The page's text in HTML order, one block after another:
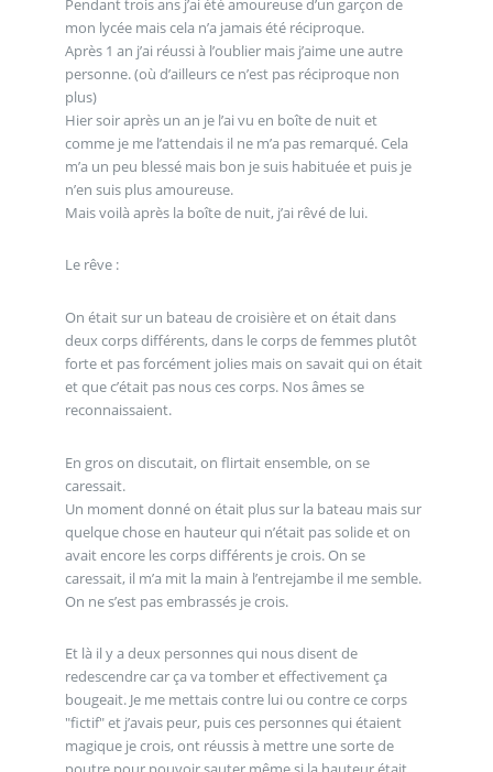
Pendant trois ans j’ai été amoureuse d’un garçon de
mon lycée mais cela n’a jamais été réciproque.
Après 1 an j’ai réussi à l’oublier mais j’aime une autre
personne. (où d’ailleurs ce n’est pas réciproque non
plus)
Hier soir après un an je l’ai vu en boîte de nuit et
comme je me l’attendais il ne m’a pas remarqué. Cela
m’a un peu blessé mais bon je suis habituée et puis je
n’en suis plus amoureuse.
Mais voilà après la boîte de nuit, j’ai rêvé de lui.
Le rêve :
On était sur un bateau de croisière et on était dans
deux corps différents, dans le corps de femmes plutôt
forte et pas forcément jolies mais on savait qui on était
et que c’était pas nous ces corps. Nos âmes se
reconnaissaient.
En gros on discutait, on flirtait ensemble, on se
caressait.
Un moment donné on était plus sur la bateau mais sur
quelque chose en hauteur qui n’était pas solide et on
avait encore les corps différents je crois. On se
caressait, il m’a mit la main à l’entrejambe il me semble.
On ne s’est pas embrassés je crois.
Et là il y a deux personnes qui nous disent de
redescendre car ça va tomber et effectivement ça
bougeait. Je me mettais contre lui ou contre ce corps
"fictif" et j’avais peur, puis ces personnes qui étaient
magique je crois, ont réussis à mettre une sorte de